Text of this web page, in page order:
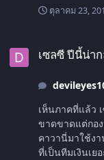
ตุลาคม 23,
เซลซี ปีนี้น่า
เห็นภาคที่แล้ว เซลซี มีแต่สิ
ขาดขาดแต่กอ
คาวานี่มาใช้งานขา